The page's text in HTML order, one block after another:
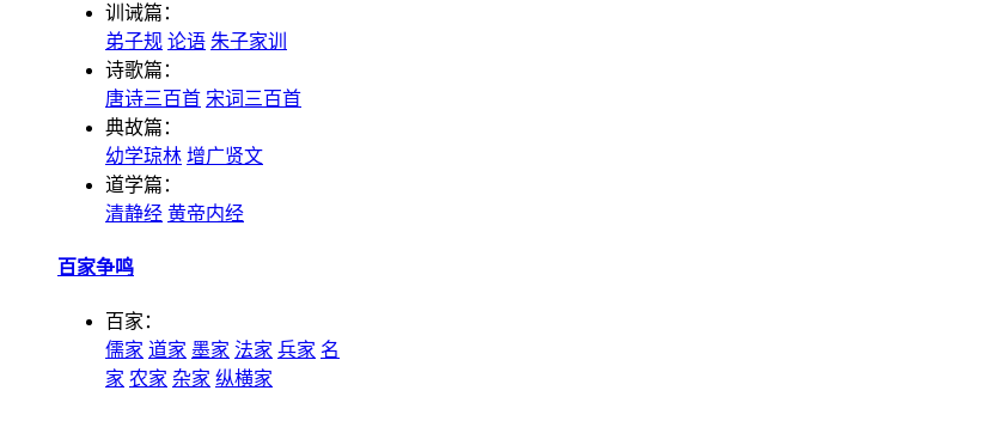
训诫篇：
弟子规 论语 朱子家训
诗歌篇：
唐诗三百首 宋词三百首
典故篇：
幼学琼林 增广贤文
道学篇：
清静经 黄帝内经
百家争鸣
百家：
儒家 道家 墨家 法家 兵家 名
家 农家 杂家 纵横家